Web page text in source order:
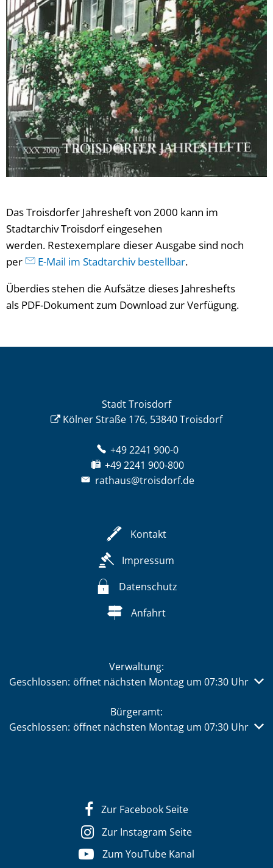
Das Troisdorfer Jahresheft von 2000 kann im
Stadtarchiv Troisdorf eingesehen
werden. Restexemplare dieser Ausgabe sind noch
per
E-Mail im Stadtarchiv bestellbar.
Überdies stehen die Aufsätze dieses Jahreshefts
als PDF-Dokument zum Download zur Verfügung.
Stadt Troisdorf
Kölner Straße 176, 53840 Troisdorf
+49 2241 900-0
+49 2241 900-800
rathaus@troisdorf.de
Kontakt
Impressum
Datenschutz
Anfahrt
Verwaltung:
Klicken, um weitere Öffnungs- oder Schließzeiten
Geschlossen: öffnet nächsten Montag um 07:30 Uhr
Bürgeramt:
Klicken, um weitere Öffnungs- oder Schließzeiten
Geschlossen: öffnet nächsten Montag um 07:30 Uhr
Zur Facebook Seite
Zur Instagram Seite
Zum YouTube Kanal